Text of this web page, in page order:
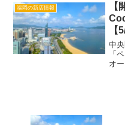
う
ち
福岡の新店情報
【
【
中
「
オ